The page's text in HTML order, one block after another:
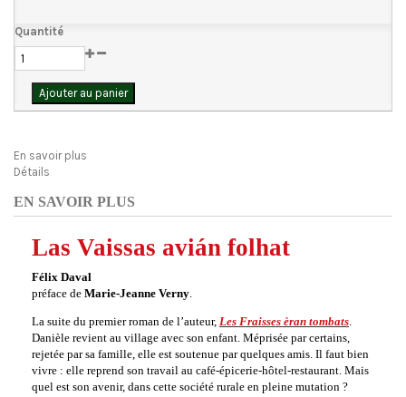
Quantité
Ajouter au panier
En savoir plus
Détails
EN SAVOIR PLUS
Las Vaissas avián folhat
Félix Daval
préface de Marie-Jeanne Verny.
La suite du premier roman de l’auteur, Les Fraisses èran tombats.
Danièle revient au village avec son enfant. Méprisée par certains,
rejetée par sa famille, elle est soutenue par quelques amis. Il faut bien
vivre : elle reprend son travail au café-épicerie-hôtel-restaurant. Mais
quel est son avenir, dans cette société rurale en pleine mutation ?